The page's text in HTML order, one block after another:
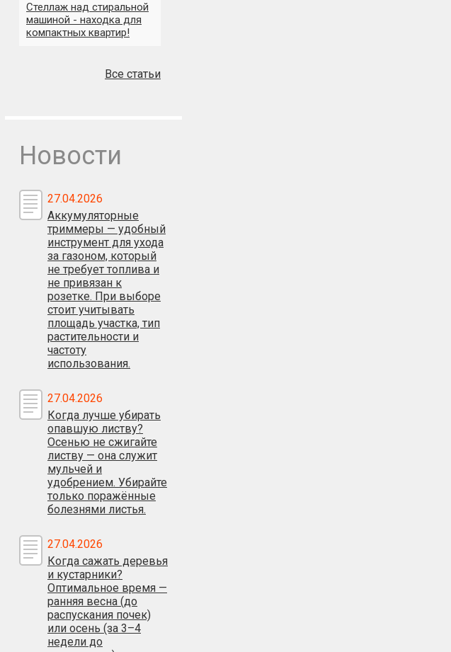
Стеллаж над стиральной
машиной - находка для
компактных квартир!
Все статьи
Новости
27.04.2026
Аккумуляторные
триммеры — удобный
инструмент для ухода
за газоном, который
не требует топлива и
не привязан к
розетке. При выборе
стоит учитывать
площадь участка, тип
растительности и
частоту
использования.
27.04.2026
Когда лучше убирать
опавшую листву?
Осенью не сжигайте
листву — она служит
мульчей и
удобрением. Убирайте
только поражённые
болезнями листья.
27.04.2026
Когда сажать деревья
и кустарники?
Оптимальное время —
ранняя весна (до
распускания почек)
или осень (за 3–4
недели до